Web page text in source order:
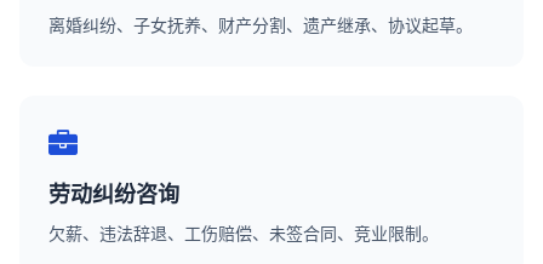
离婚纠纷、子女抚养、财产分割、遗产继承、协议起草。
劳动纠纷咨询
欠薪、违法辞退、工伤赔偿、未签合同、竞业限制。